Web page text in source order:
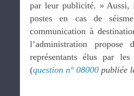
par leur publicité. » Aussi,
postes en cas de
communication à
l’administration
représentants élus par
(question n° 08000 publiée